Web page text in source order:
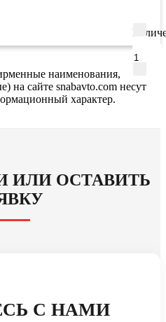
наименования,
на сайте snabavto.com несут
характер.
ИЛИ ОСТАВИТЬ
С НАМИ